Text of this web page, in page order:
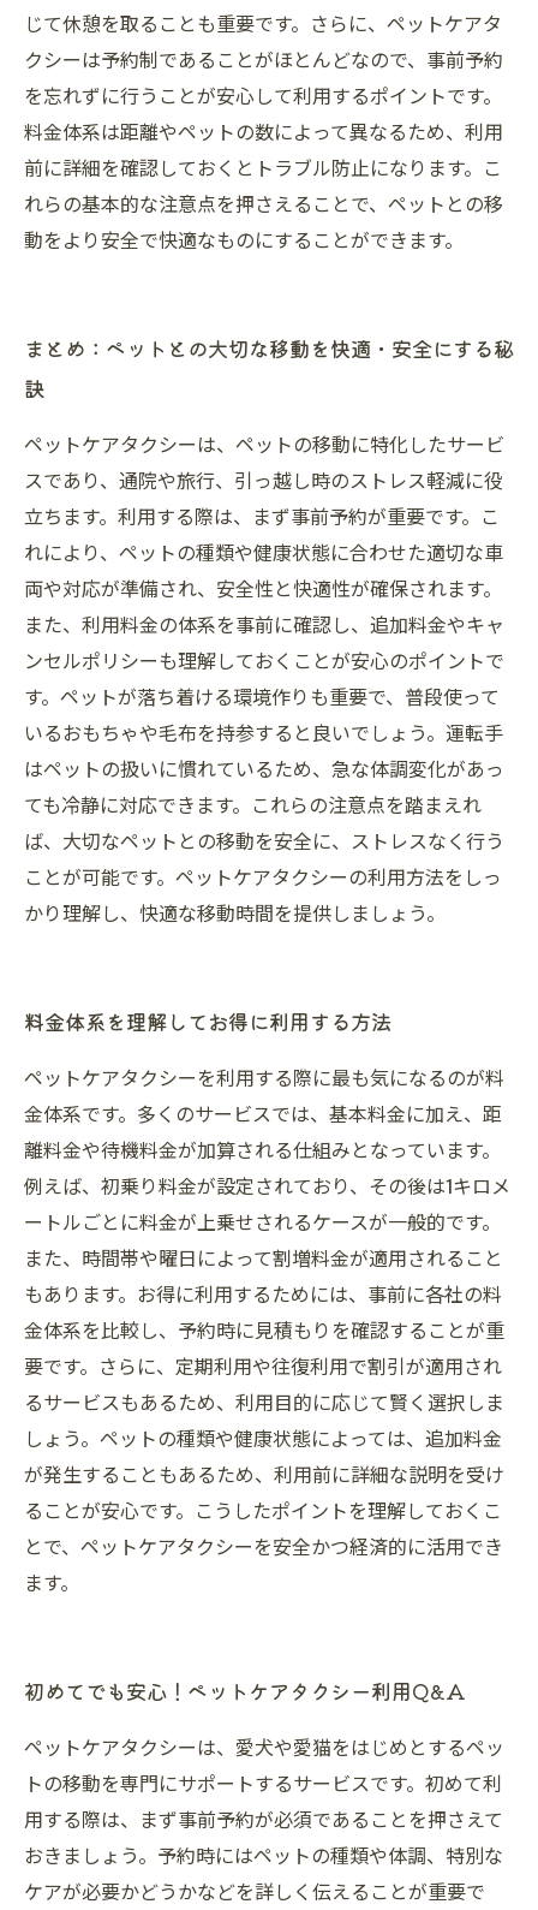
じて休憩を取ることも重要です。さらに、ペットケアタ
クシーは予約制であることがほとんどなので、事前予約
を忘れずに行うことが安心して利用するポイントです。
料金体系は距離やペットの数によって異なるため、利用
前に詳細を確認しておくとトラブル防止になります。こ
れらの基本的な注意点を押さえることで、ペットとの移
動をより安全で快適なものにすることができます。
まとめ：ペットとの大切な移動を快適・安全にする秘
訣
ペットケアタクシーは、ペットの移動に特化したサービ
スであり、通院や旅行、引っ越し時のストレス軽減に役
立ちます。利用する際は、まず事前予約が重要です。こ
れにより、ペットの種類や健康状態に合わせた適切な車
両や対応が準備され、安全性と快適性が確保されます。
また、利用料金の体系を事前に確認し、追加料金やキャ
ンセルポリシーも理解しておくことが安心のポイントで
す。ペットが落ち着ける環境作りも重要で、普段使って
いるおもちゃや毛布を持参すると良いでしょう。運転手
はペットの扱いに慣れているため、急な体調変化があっ
ても冷静に対応できます。これらの注意点を踏まえれ
ば、大切なペットとの移動を安全に、ストレスなく行う
ことが可能です。ペットケアタクシーの利用方法をしっ
かり理解し、快適な移動時間を提供しましょう。
料金体系を理解してお得に利用する方法
ペットケアタクシーを利用する際に最も気になるのが料
金体系です。多くのサービスでは、基本料金に加え、距
離料金や待機料金が加算される仕組みとなっています。
例えば、初乗り料金が設定されており、その後は1キロメ
ートルごとに料金が上乗せされるケースが一般的です。
また、時間帯や曜日によって割増料金が適用されること
もあります。お得に利用するためには、事前に各社の料
金体系を比較し、予約時に見積もりを確認することが重
要です。さらに、定期利用や往復利用で割引が適用され
るサービスもあるため、利用目的に応じて賢く選択しま
しょう。ペットの種類や健康状態によっては、追加料金
が発生することもあるため、利用前に詳細な説明を受け
ることが安心です。こうしたポイントを理解しておくこ
とで、ペットケアタクシーを安全かつ経済的に活用でき
ます。
初めてでも安心！ペットケアタクシー利用Q&A
ペットケアタクシーは、愛犬や愛猫をはじめとするペッ
トの移動を専門にサポートするサービスです。初めて利
用する際は、まず事前予約が必須であることを押さえて
おきましょう。予約時にはペットの種類や体調、特別な
ケアが必要かどうかなどを詳しく伝えることが重要で